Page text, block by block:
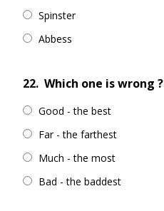
Spinster
Abbess
22. Which one is wrong ?
Good - the best
Far - the farthest
Much - the most
Bad - the baddest